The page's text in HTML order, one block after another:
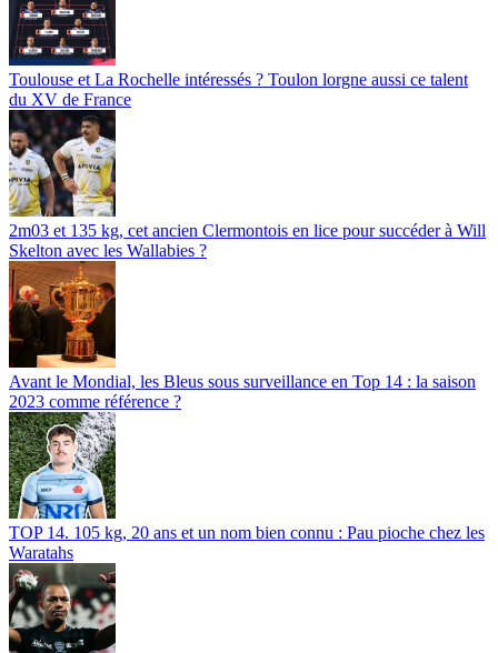
Toulouse et La Rochelle intéressés ? Toulon lorgne aussi ce talent
du XV de France
2m03 et 135 kg, cet ancien Clermontois en lice pour succéder à Will
Skelton avec les Wallabies ?
Avant le Mondial, les Bleus sous surveillance en Top 14 : la saison
2023 comme référence ?
TOP 14. 105 kg, 20 ans et un nom bien connu : Pau pioche chez les
Waratahs